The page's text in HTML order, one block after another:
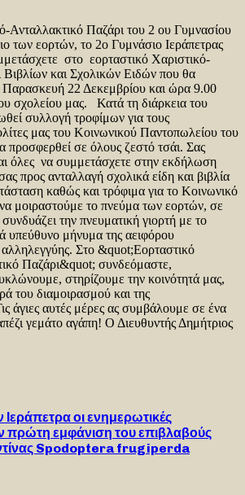
Ανταλλακτικό Παζάρι του 2 ου Γυμνασίου
των εορτών, το 2ο Γυμνάσιο Ιεράπετρας
στο εορταστικό Χαριστικό-
Βιβλίων και Σχολικών Ειδών που θα
Παρασκευή 22 Δεκεμβρίου και ώρα 9.00
σχολείου μας. Κατά τη διάρκεια του
συλλογή τροφίμων για τους
μας του Κοινωνικού Παντοπωλείου του
προσφερθεί σε όλους ζεστό τσάι. Σας
όλες να συμμετάσχετε στην εκδήλωση
προς ανταλλαγή σχολικά είδη και βιβλία
καθώς και τρόφιμα για το Κοινωνικό
μοιραστούμε το πνεύμα των εορτών, σε
την πνευματική γιορτή με το
υπεύθυνο μήνυμα της αειφόρου
Στο &quot;Εορταστικό
Παζάρι&quot; συνδεόμαστε,
στηρίζουμε την κοινότητά μας,
του διαμοιρασμού και της
άγιες αυτές μέρες ας συμβάλουμε σε ένα
γεμάτο αγάπη! Ο Διευθυντής Δημήτριος
οι ενημερωτικές
πρώτη εμφάνιση του επιβλαβούς
Spodoptera frugiperda